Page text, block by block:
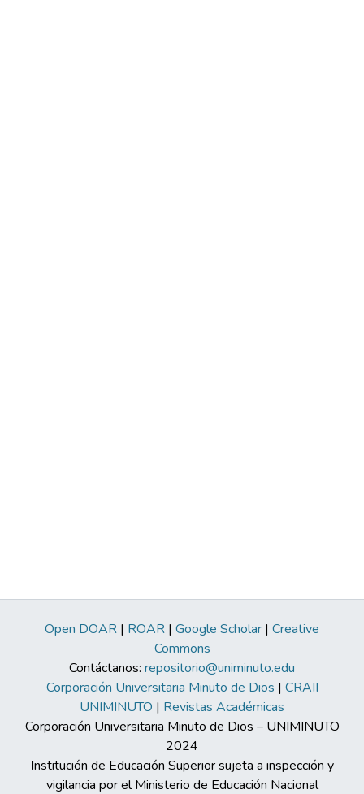
Open DOAR | ROAR | Google Scholar | Creative
Commons
Contáctanos: repositorio@uniminuto.edu
Corporación Universitaria Minuto de Dios | CRAII
UNIMINUTO | Revistas Académicas
Corporación Universitaria Minuto de Dios – UNIMINUTO
2024
Institución de Educación Superior sujeta a inspección y
vigilancia por el Ministerio de Educación Nacional